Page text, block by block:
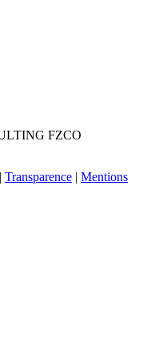
FZCO
| Transparence | Mentions